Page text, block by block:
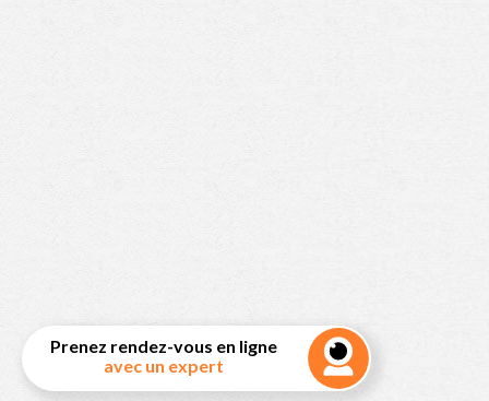
Prenez rendez-vous en ligne
avec un expert